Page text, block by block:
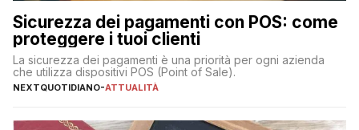
Sicurezza dei pagamenti con POS: come
proteggere i tuoi clienti
La sicurezza dei pagamenti è una priorità per ogni azienda
che utilizza dispositivi POS (Point of Sale).
NEXTQUOTIDIANO-ATTUALITÀ